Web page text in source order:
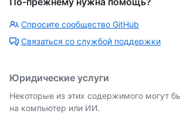
Спросите сообщество GitHub
Связаться со службой поддержки
Юридические услуги
Некоторые из этих содержимого могут
на компьютер или ИИ.